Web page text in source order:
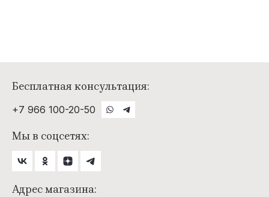
Бесплатная консультация:
+7 966 100-20-50
Мы в соцсетях:
Адрес магазина: